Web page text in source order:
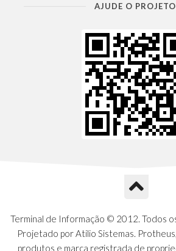
AJUDE O
Terminal de Informação © 2012. Todos
Projetado por Atilio Sistemas.
produtos e marca registrada de